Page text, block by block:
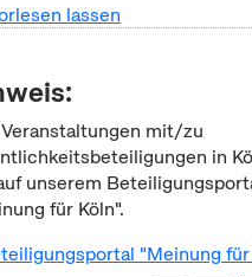
lassen
mit/zu
in
unserem
für Köln".
"Meinung für